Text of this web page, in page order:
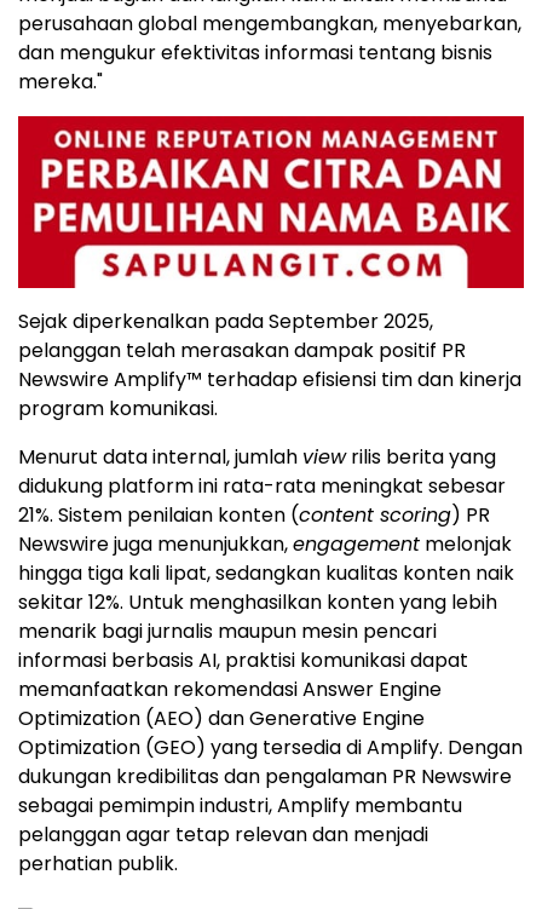
perusahaan global mengembangkan, menyebarkan,
dan mengukur efektivitas informasi tentang bisnis
mereka."
Sejak diperkenalkan pada September 2025,
pelanggan telah merasakan dampak positif PR
Newswire Amplify™ terhadap efisiensi tim dan kinerja
program komunikasi.
Menurut data internal, jumlah viewrilis berita yang
didukung platform ini rata-rata meningkat sebesar
21%. Sistem penilaian konten (content scoring) PR
Newswire juga menunjukkan,engagement melonjak
hingga tiga kali lipat, sedangkan kualitas konten naik
sekitar 12%. Untuk menghasilkan konten yang lebih
menarik bagi jurnalis maupun mesin pencari
informasi berbasis AI, praktisi komunikasi dapat
memanfaatkan rekomendasi Answer Engine
Optimization (AEO) dan Generative Engine
Optimization (GEO) yang tersedia di Amplify. Dengan
dukungan kredibilitas dan pengalaman PR Newswire
sebagai pemimpin industri, Amplify membantu
pelanggan agar tetap relevan dan menjadi
perhatian publik.